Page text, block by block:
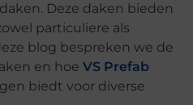
Deze daken bieden
particuliere als
blog bespreken we de
en hoeVS Prefab
biedt voor diverse